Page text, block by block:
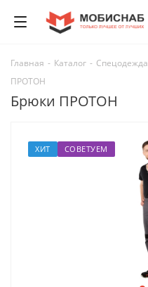
Главная - Каталог - Спецодежда
ПРОТОН
Брюки ПРОТОН
ХИТ СОВЕТУЕМ